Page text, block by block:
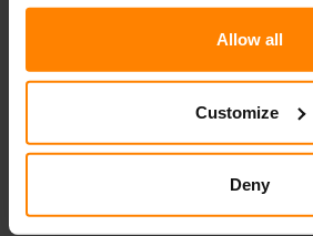
Allow all
Customize
Deny